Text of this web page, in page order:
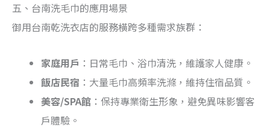
五、台南洗毛巾的應用場景
御用台南乾洗衣店的服務橫跨多種需求族群：
家庭用戶 ：日常毛巾、浴巾清洗，維護家人健康。
飯店民宿 ：大量毛巾高頻率洗滌，維持住宿品質。
美容/SPA館 ：保持專業衛生形象，避免異味影響客
戶體驗。